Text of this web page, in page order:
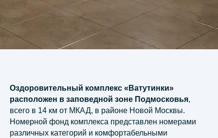
Оздоровительный комплекс «Ватутинки»
расположен в заповедной зоне Подмосковья,
всего в 14 км от МКАД, в районе Новой Москвы.
Номерной фонд комплекса представлен номерами
различных категорий и комфортабельными